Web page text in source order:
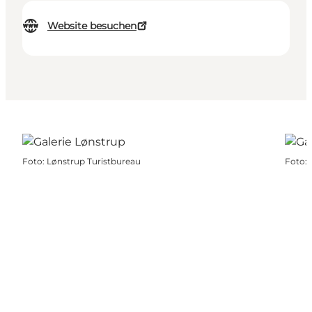
Website besuchen
Foto: Lønstrup Turistbureau Foto: